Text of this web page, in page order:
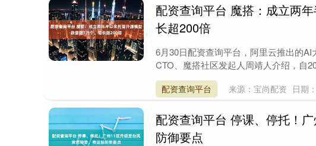
配资查询平台 魔搭：成立两
长超200倍
6月30日配资查询平台，阿里云推出的
CTO、魔搭社区发起人周靖人介绍，自
配资查询平台 来源：宝尚配资 日期
配资查询平台 停课、停托！
防御要点